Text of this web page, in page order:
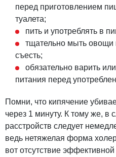
перед приготовлением
туалета;
пить и употреблять в
тщательно мыть овощи
съесть;
обязательно варить
питания перед
Помни, что кипячение
через 1 минуту. К тому же, в
расстройств следует
ведь нетяжелая форма
вот отсутствие